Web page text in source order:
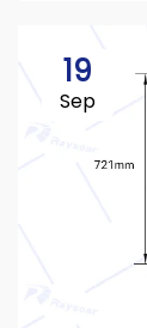
19
Sep